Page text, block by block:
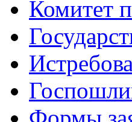
Комитет